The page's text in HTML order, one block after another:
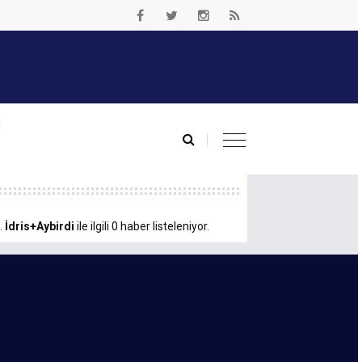
İdris+Aybirdi ile ilgili 0 haber listeleniyor.